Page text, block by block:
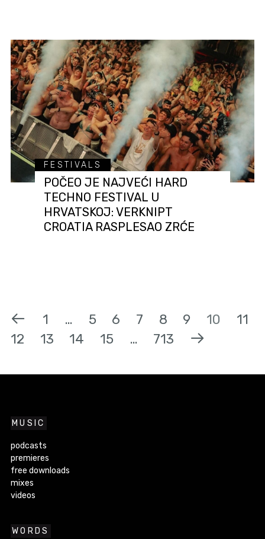
FESTIVALS
POČEO JE NAJVEĆI HARD
TECHNO FESTIVAL U
HRVATSKOJ: VERKNIPT
CROATIA RASPLESAO ZRĆE
1 … 5 6 7 8 9 10
11
12
13 14 15 … 713
MUSIC
podcasts
premieres
free downloads
mixes
videos
WORDS